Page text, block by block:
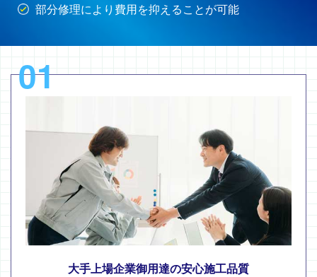
部分修理により費用を抑えることが可能
01
大手上場企業御用達の安心施工品質